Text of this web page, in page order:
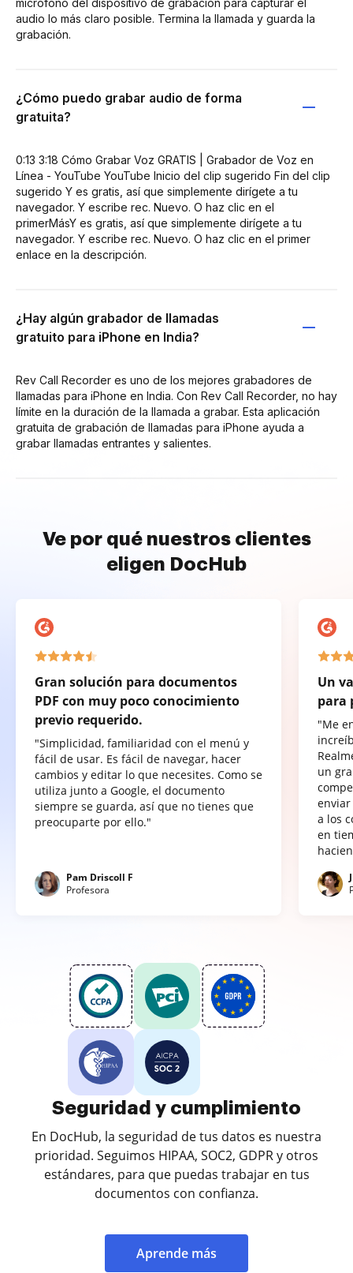
audio lo más claro posible. Termina la llamada y guarda la
grabación.
¿Cómo puedo grabar audio de forma
gratuita?
0:13 3:18 Cómo Grabar Voz GRATIS | Grabador de Voz en
Línea - YouTube YouTube Inicio del clip sugerido Fin del clip
sugerido Y es gratis, así que simplemente dirígete a tu
navegador. Y escribe rec. Nuevo. O haz clic en el
primerMásY es gratis, así que simplemente dirígete a tu
navegador. Y escribe rec. Nuevo. O haz clic en el primer
enlace en la descripción.
¿Hay algún grabador de llamadas
gratuito para iPhone en India?
Rev Call Recorder es uno de los mejores grabadores de
llamadas para iPhone en India. Con Rev Call Recorder, no hay
límite en la duración de la llamada a grabar. Esta aplicación
gratuita de grabación de llamadas para iPhone ayuda a
grabar llamadas entrantes y salientes.
Ve por qué nuestros clientes
eligen DocHub
Gran solución para documentos
PDF con muy poco conocimiento
previo requerido.
"Simplicidad, familiaridad con el menú y
fácil de usar. Es fácil de navegar, hacer
cambios y editar lo que necesites. Como se
utiliza junto a Google, el documento
siempre se guarda, así que no tienes que
preocuparte por ello."
Pam Driscoll F
Profesora
Un
para
"Me
un
a los
en
Seguridad y cumplimiento
En DocHub, la seguridad de tus datos es nuestra
prioridad. Seguimos HIPAA, SOC2, GDPR y otros
estándares, para que puedas trabajar en tus
documentos con confianza.
Aprende más